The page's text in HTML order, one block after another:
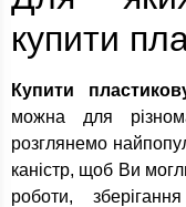
купити
Купити
можна для
розглянемо
каністр, щоб Ви
роботи,